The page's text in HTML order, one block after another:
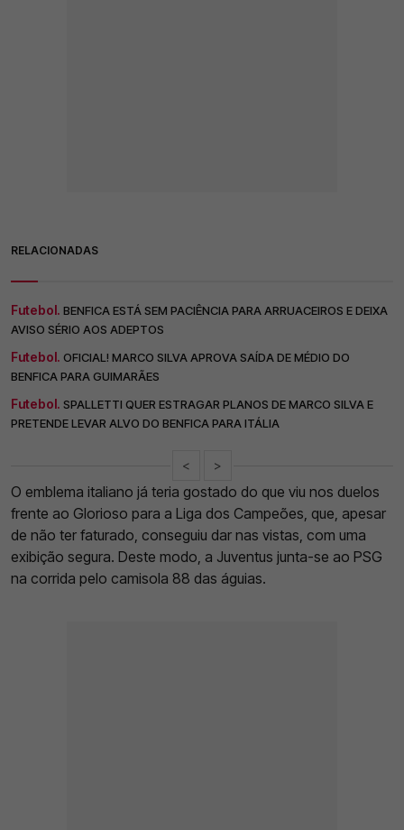
RELACIONADAS
Futebol. BENFICA ESTÁ SEM PACIÊNCIA PARA ARRUACEIROS E DEIXA
AVISO SÉRIO AOS ADEPTOS
Futebol. OFICIAL! MARCO SILVA APROVA SAÍDA DE MÉDIO DO
BENFICA PARA GUIMARÃES
Futebol. SPALLETTI QUER ESTRAGAR PLANOS DE MARCO SILVA E
PRETENDE LEVAR ALVO DO BENFICA PARA ITÁLIA
< >
O emblema italiano já teria gostado do que viu nos duelos
frente ao Glorioso para a Liga dos Campeões, que, apesar
de não ter faturado, conseguiu dar nas vistas, com uma
exibição segura. Deste modo, a Juventus junta-se ao PSG
na corrida pelo camisola 88 das águias.